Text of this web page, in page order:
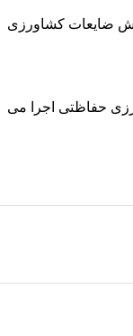
ضایعات کشاورزی
حفاظتی اجرا می